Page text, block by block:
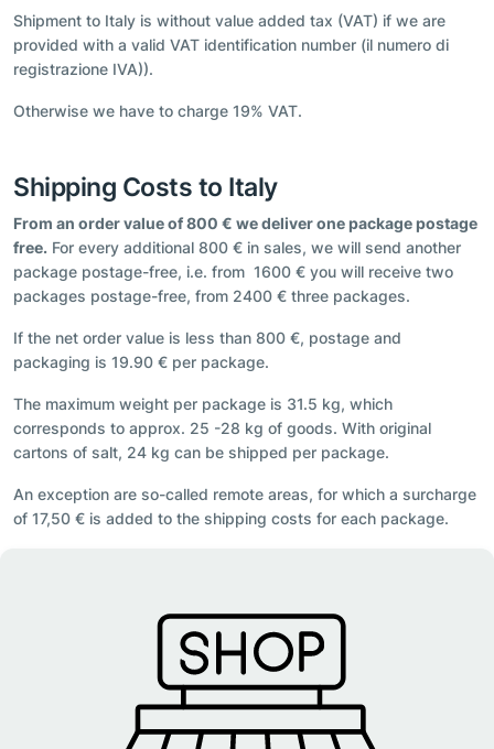
Shipment to Italy is without value added tax (VAT) if we are
provided with a valid VAT identification number (il numero di
registrazione IVA)).
Otherwise we have to charge 19% VAT.
Shipping Costs to Italy
From an order value of 800 € we deliver one package postage
free. For every additional 800 € in sales, we will send another
package postage-free, i.e. from 1600 € you will receive two
packages postage-free, from 2400 € three packages.
If the net order value is less than 800 €, postage and
packaging is 19.90 € per package.
The maximum weight per package is 31.5 kg, which
corresponds to approx. 25 -28 kg of goods. With original
cartons of salt, 24 kg can be shipped per package.
An exception are so-called remote areas, for which a surcharge
of 17,50 € is added to the shipping costs for each package.